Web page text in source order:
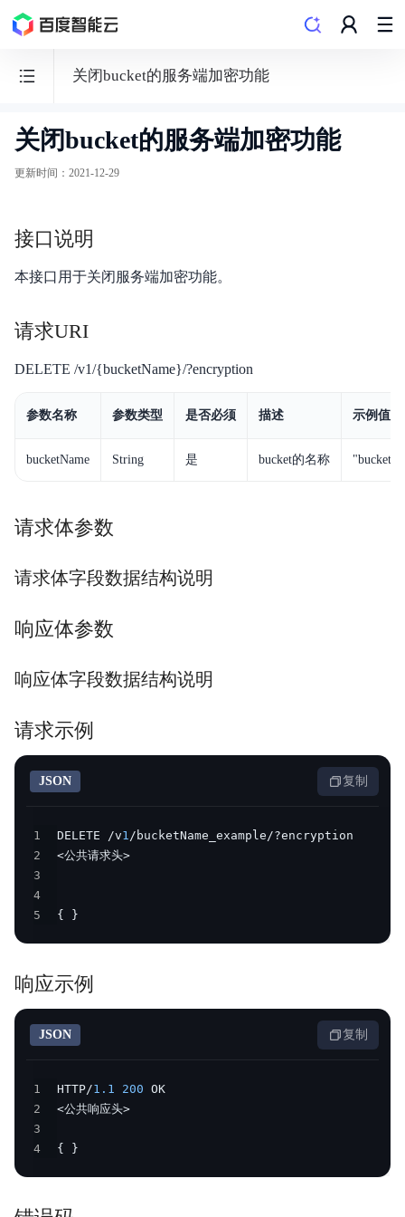
关闭bucket的服务端加密功能
BOS
对
储
安全与合规
产品描述
视频专区
控制台操作指南
数据湖存储
数据魔方
API参考
SDK
AWS S3 兼容
周边工具
典型实践
服务等级协议SLA
相关协议
关闭bucket的服务端加密功能
更新时间 ： 2021-12-29
接口说明
本接口用于关闭服务端加密功能。
请求URI
DELETE /v1/{bucketName}/?encryption
参数名称 参数类型 是否必须 描述 示例值
bucketName String 是 bucket的名称
请求体参数
请求体字段数据结构说明
响应体参数
响应体字段数据结构说明
请求示例
JSON 复制
1 DELETE /v1
2
3
4
5
{ }
响应示例
JSON 复制
1 HTTP/1.1 200
2
3
4
{ }